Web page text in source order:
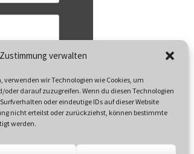
verwalten
verwenden wir Technologien wie Cookies, um
darauf zuzugreifen. Wenn du diesen Technologien
oder eindeutige IDs auf dieser Website
nicht erteilst oder zurückziehst, können bestimmte
werden.